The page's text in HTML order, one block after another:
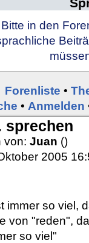
Bitte in den
Forenliste •
• Anmelden
sprechen
von: Juan ()
2005
immer so viel,
von "reden",
so viel"